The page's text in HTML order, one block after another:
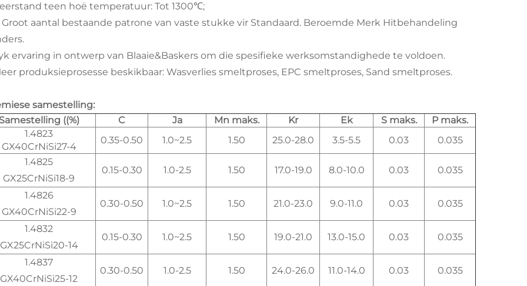
teen hoë temperatuur: Tot 1300℃;
Groot aantal bestaande patrone van vaste stukke vir Standaard. Beroemde Merk Hitbehandeling
ervaring in ontwerp van Blaaie&Baskers om die spesifieke werksomstandighede te voldoen.
produksieprosesse beskikbaar: Wasverlies smeltproses, EPC smeltproses, Sand smeltproses.
samestelling:
Samestelling ((%)
C Ja Mn maks. Kr Ek S maks.
P maks.
1.4823
GX40CrNiSi27-4
0.35-0.50 1.0~2.5 1.50 25.0-28.0 3.5-5.5 0.03
0.035
1.4825
GX25CrNiSi18-9
0.15-0.30 1.0-2.5 1.50 17.0-19.0 8.0-10.0 0.03 0.035
1.4826
GX40CrNiSi22-9
0.30-0.50 1.0~2.5 1.50 21.0-23.0 9.0-11.0 0.03 0.035
1.4832
GX25CrNiSi20-14
0.15-0.30 1.0~2.5 1.50 19.0-21.0 13.0-15.0 0.03 0.035
1.4837
GX40CrNiSi25-12
0.30-0.50 1.0-2.5 1.50 24.0-26.0 11.0-14.0 0.03 0.035